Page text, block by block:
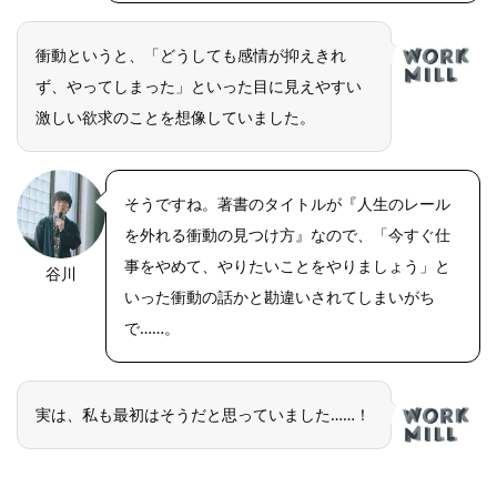
衝動というと、「どうしても感情が抑えきれ
ず、やってしまった」といった目に見えやすい
激しい欲求のことを想像していました。
谷川
そうですね。著書のタイトルが『人生のレール
を外れる衝動の見つけ方』なので、「今すぐ仕
事をやめて、やりたいことをやりましょう」と
いった衝動の話かと勘違いされてしまいがち
で……。
実は、私も最初はそうだと思っていました……！